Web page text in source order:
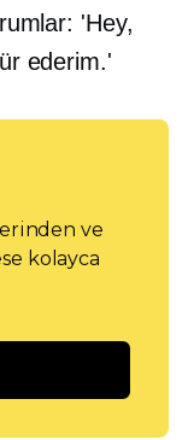
'Hey,
ederim.'
ve
kolayca